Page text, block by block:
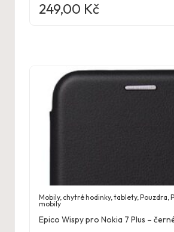
249,00 Kč
Mobily, chytré hodinky, tablety,Pouzdra ,
mobily
Epico Wispy pro Nokia 7 Plus –